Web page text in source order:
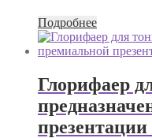
Подробнее
Глорифаер